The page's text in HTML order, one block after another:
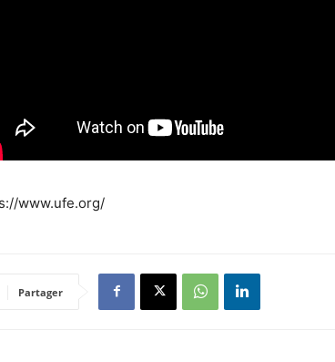
www.ufe.org/
Partager